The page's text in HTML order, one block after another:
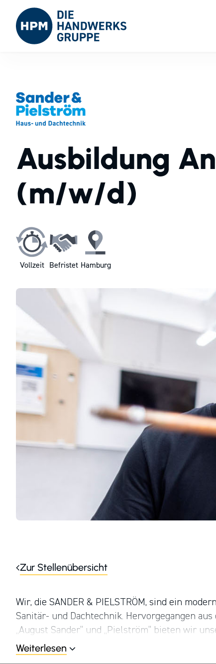
Ausbildung
(m/w/d)
Vollzeit Befristet Hamburg
Zur Stellenübersicht
Wir, die SANDER & PIELSTRÖM, sind ein
Sanitär- und Dachtechnik. Hervorgegangen
„August Sander“ und „Pielström“ bieten wir
Großraum Hamburg. Hervorragende
wesentlichen Säulen unseres Erfolges. Wir
Weiterlesen